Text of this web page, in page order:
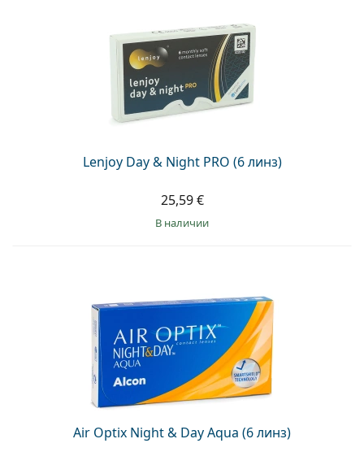
Lenjoy Day & Night PRO (6 линз)
25,59 €
в наличии
Air Optix Night & Day Aqua (6 линз)